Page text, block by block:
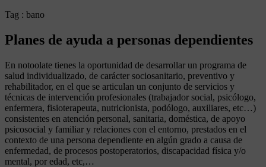
Tag : bano
Planes de ayuda a personas dependientes
En notoolate tienes la oportunidad de desarrollar un programa de
salud individualizado, de carácter sociosanitario, preventivo y
rehabilitador, en el que se articulan un conjunto de servicios y
técnicas de intervención profesionales (trabajador social, psicólogo,
enfermera, fisioterapeuta, nutricionista, podólogo, auxiliares, etc…)
consistentes en atención personal, sanitaria, doméstica, de apoyo
psicosocial y familiar y relaciones con el entorno, prestados en el
contexto de una persona dependiente en algún grado a causa de
enfermedad, de procesos postoperatorios, discapacidad física y/o
mental, por edad, etc,…